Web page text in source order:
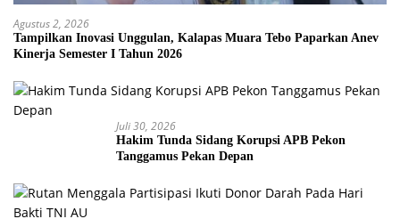
Agustus 2, 2026
Tampilkan Inovasi Unggulan, Kalapas Muara Tebo Paparkan Anev
Kinerja Semester I Tahun 2026
Juli 30, 2026
Hakim Tunda Sidang Korupsi APB Pekon
Tanggamus Pekan Depan